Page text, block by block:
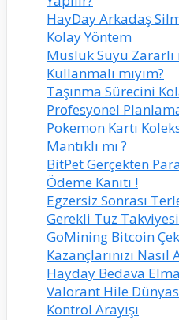
HayDay Arkadaş
Kolay Yöntem
Musluk Suyu Zararlı
Kullanmalı mıyım?
Taşınma Sürecini
Profesyonel
Pokemon Kartı
Mantıklı mı ?
BitPet Gerçekten
Ödeme Kanıtı !
Egzersiz Sonrası
Gerekli Tuz
GoMining Bitcoin
Kazançlarınızı Nasıl
Hayday Bedava
Valorant Hile
Kontrol Arayışı